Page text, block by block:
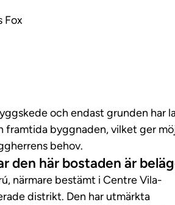
Fox
och endast grunden har
framtida byggnaden, vilket ger
behov.
den här bostaden är
närmare bestämt i Centre Vila-
distrikt. Den har utmärkta